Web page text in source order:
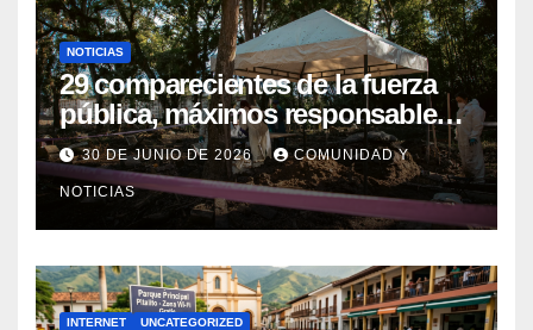
NOTICIAS
29 comparecientes de la fuerza
pública, máximos responsables
de asesinatos y desapariciones
forzadas en Huila, fueron
postulados ante el Tribunal para
la Paz para que les imponga
Sanción Propia
30 DE JUNIO DE 2026 COMUNIDAD Y
NOTICIAS
INTERNET UNCATEGORIZED